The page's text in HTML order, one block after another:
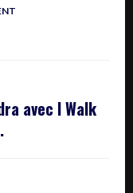
avec I Walk